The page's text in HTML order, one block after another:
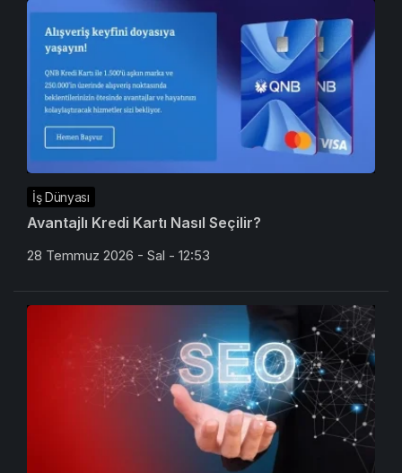
İş Dünyası
Avantajlı Kredi Kartı Nasıl Seçilir?
28 Temmuz 2026 - Sal - 12:53